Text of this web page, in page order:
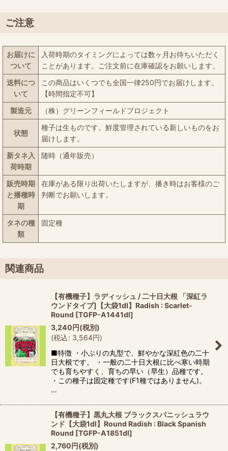
ご注意
お届けに
ついて
入荷時期のタイミングによっては数ヶ月お待ちいただく
ことがあります。ご注文前に在庫確認をお願いします。
送料につ
いて
この商品はいくつでも全国一律250円でお届けします。
【時間指定不可】
製造元
（株）グリーンフィールドプロジェクト
状態
種子は生ものです。鮮度管理されている新しいものをお
届けします。
新タネ入
荷時期
随時（通年販売）
販売時期
と播種時
期
在庫がある限り出荷いたしますが、播き時はお客様のご
判断でお願いします。
タネの種
類
固定種
関連商品
【有機種子】ラディッシュ / 二十日大根 「深紅ラ
ウンドタイプ]【大袋1dl】Radish : Scarlet-
Round [TGFP-A1441dl]
3,240 円(税別)
(税込: 3,564円)
■特徴 ・小ぶりの丸型で、鮮やかな深紅色の二十
日大根です。 ・一般の二十日大根に比べ寒い時期
でも育ちやすく、育ちの早い（早生）品種です。
・この種子は固定種です(F1種ではありません)。
…
【有機種子】黒丸大根 ブラックスパニッシュラウ
ンド【大袋1dl】Round Radish : Black Spanish
Round [TGFP-A1851dl]
2,760 円(税別)